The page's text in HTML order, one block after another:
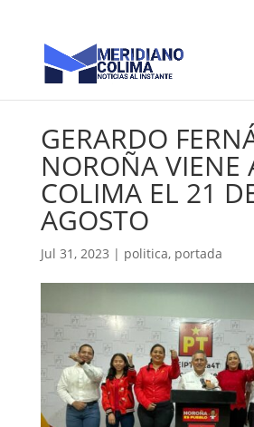
GERARDO
NOROÑA VIENE
COLIMA EL 21
AGOSTO
Jul 31, 2023 | politica, portada